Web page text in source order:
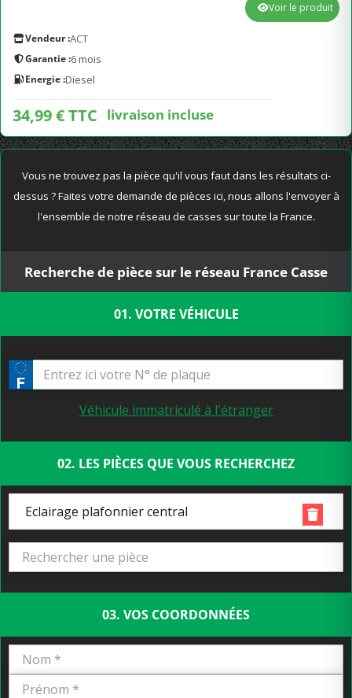
Vendeur :ACT
Garantie :6 mois
Energie :Diesel
34,99 € TTC livraison incluse
Voir le produit
Vous ne trouvez pas la pièce qu'il vous faut dans les résultats ci-
dessus ? Faites votre demande de pièces ici, nous allons l'envoyer à
l'ensemble de notre réseau de casses sur toute la France.
Recherche de pièce sur le réseau France Casse
01. VOTRE VÉHICULE
Véhicule immatriculé à l'étranger
02. LES PIÈCES QUE VOUS RECHERCHEZ
Eclairage plafonnier central
03. VOS COORDONNÉES